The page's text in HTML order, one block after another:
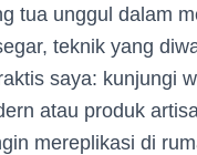
tua unggul dalam
teknik yang
saya: kunjungi
atau produk
mereplikasi di